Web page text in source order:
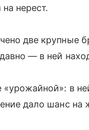
нерест.
две крупные
— в ней
«урожайной»: в
дало шанс на